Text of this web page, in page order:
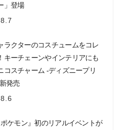
」登場
ラクターのコスチュームをコレ
キーチェーンやインテリアにも
コスチャーム -ディズニープリ
発売
ポケモン』初のリアルイベントが